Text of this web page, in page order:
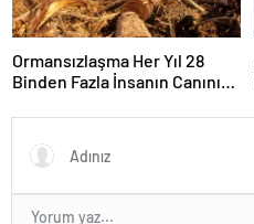
Ormansızlaşma Her Yıl 28
Binden Fazla İnsanın Canını